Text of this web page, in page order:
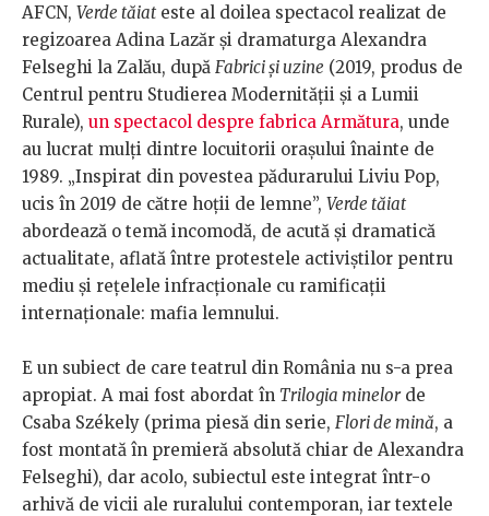
AFCN, Verde tăiateste al doilea spectacol realizat de
regizoarea Adina Lazăr și dramaturga Alexandra
Felseghi la Zalău, după Fabrici și uzine (2019, produs de
Centrul pentru Studierea Modernității și a Lumii
Rurale), un spectacol despre fabrica Armătura, unde
au lucrat mulți dintre locuitorii orașului înainte de
1989. „Inspirat din povestea pădurarului Liviu Pop,
ucis în 2019 de către hoții de lemne”, Verde tăiat
abordează o temă incomodă, de acută și dramatică
actualitate, aflată între protestele activiștilor pentru
mediu și rețelele infracționale cu ramificații
internaționale: mafia lemnului.
E un subiect de care teatrul din România nu s-a prea
apropiat. A mai fost abordat în Trilogia minelorde
Csaba Székely (prima piesă din serie, Flori de mină, a
fost montată în premieră absolută chiar de Alexandra
Felseghi), dar acolo, subiectul este integrat într-o
arhivă de vicii ale ruralului contemporan, iar textele